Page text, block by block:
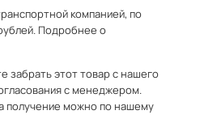
компанией, по
Подробнее о
забрать этот товар с нашего
с менеджером.
получение можно по нашему